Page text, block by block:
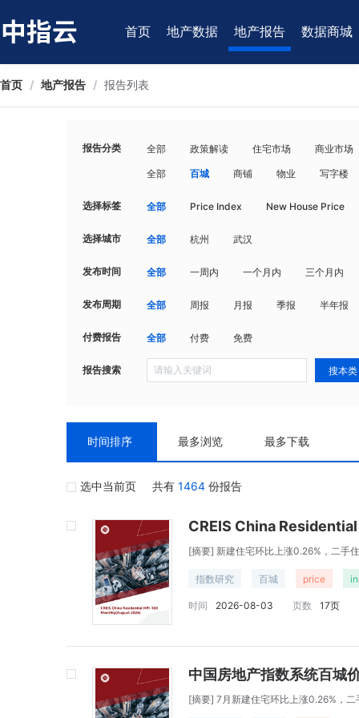
首页 地产数据 地产报告 数据商城
首页 / 地产报告 / 报告列表
报告分类 全部 政策解读 住宅市场 商业市场
全部 百城 商铺 物业 写字楼
选择标签 全部 Price Index New House Price
选择城市 全部 杭州 武汉
发布时间 全部 一周内 一个月内 三个月内
发布周期 全部 周报 月报 季报 半年报
付费报告 全部 付费 免费
报告搜索 搜本类
时间排序 最多浏览 最多下载
选中当前页 共有 1464 份报告
CREIS China
[摘要] 新建住宅环比上涨0.26%，二手
指数研究 百城 price
时间 2026-08-03 页数 17页
中国房地产指数系统百城
[摘要] 7月新建住宅环比上涨0.26%，